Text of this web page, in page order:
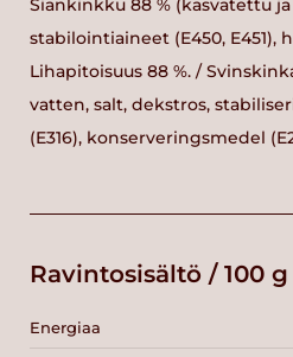
Siankinkku 88 % (kasvatettu
stabilointiaineet (E450, E451),
Lihapitoisuus 88 %. /
vatten, salt, dekstros,
(E316), konserveringsmedel
Ravintosisältö / 100 g
Energiaa